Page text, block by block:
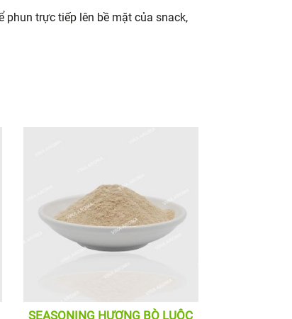
trực tiếp lên bề mặt của snack,
SEASONING HƯƠNG BÒ LUỘC